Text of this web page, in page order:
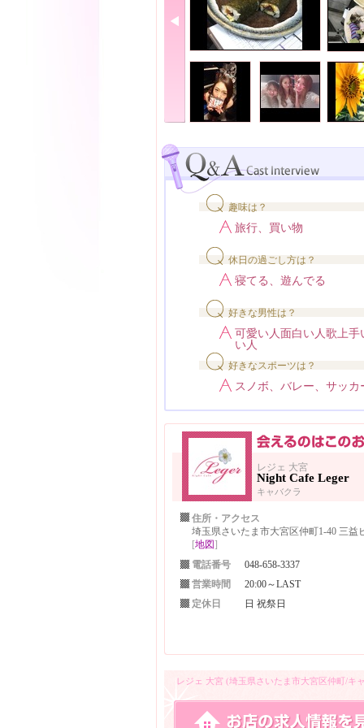
趣味は？
旅行、買い物
休日の過ごし方は？
寝てる、遊んでる
好きな男性は？
可愛い人面白い人歌上手
い人
好きなスポーツは？
スノボ、バレー、サッカ
レジェ 大宮
Night Cafe Leger
キャバクラ
住所・アクセス
埼玉県さいたま市大宮区仲町1-40 三益
[地図]
電話番号
048-658-3337
営業時間
20:00～LAST
定休日
日 祝祭日
レジェ 大宮 (埼玉県さいたま市大宮区仲町/キ